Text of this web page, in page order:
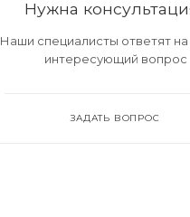
Нужна
Наши специалисты ответят
интересующий вопрос
ЗАДАТЬ ВОПРОС